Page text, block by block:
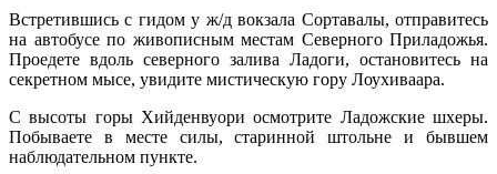
Встретившись с гидом у ж/д вокзала Сортавалы, отправитесь
на автобусе по живописным местам Северного Приладожья.
Проедете вдоль северного залива Ладоги, остановитесь на
секретном мысе, увидите мистическую гору Лоухиваара.
С высоты горы Хийденвуори осмотрите Ладожские шхеры.
Побываете в месте силы, старинной штольне и бывшем
наблюдательном пункте.